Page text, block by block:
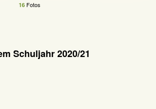
16Fotos
Schuljahr 2020/21